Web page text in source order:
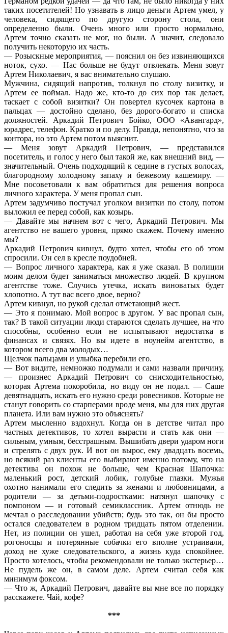
таких посетителей! Но узнавать в лицо деньги Артем умел, у
человека, сидящего по другую сторону стола, они
определенно были. Очень много или просто нормально,
Артем точно сказать не мог, но были. А значит, следовало
получить некоторую их часть.
— Розыскные мероприятия, — пояснил он без извиняющихся
ноток, сухо. — Нас больше не будут отвлекать. Меня зовут
Артем Николаевич, я вас внимательно слушаю.
Мужчина, сидящий напротив, толкнул по столу визитку, и
Артем ее поймал. Надо же, кто-то до сих пор так делает,
таскает с собой визитки? Он повертел кусочек картона в
пальцах — достойно сделано, без дорого-богато и списка
должностей. Аркадий Петрович Бойко, ООО «Авангард»,
юрадрес, телефон. Кратко и по делу. Правда, непонятно, что за
контора, но это Артем потом выяснит.
— Меня зовут Аркадий Петрович, — представился
посетитель, и голос у него был такой же, как внешний вид, —
значительный. Очень подходящий к седине в густых волосах,
благородному холодному запаху и бежевому кашемиру. —
Мне посоветовали к вам обратиться для решения вопроса
личного характера. У меня пропал сын.
Артем задумчиво постучал уголком визитки по столу, потом
выложил ее перед собой, как козырь.
— Давайте мы начнем вот с чего, Аркадий Петрович. Мы
агентство не вашего уровня, прямо скажем. Почему именно
мы?
Аркадий Петрович кивнул, будто хотел, чтобы его об этом
спросили. Он сел в кресле поудобней.
— Вопрос личного характера, как я уже сказал. В полиции
моим делом будет заниматься множество людей. В крупном
агентстве тоже. Случись утечка, искать виноватых будет
хлопотно. А тут вас всего двое, верно?
Артем кивнул, но рукой сделал отметающий жест.
— Это я понимаю. Мой вопрос в другом. У вас пропал сын,
так? В такой ситуации люди стараются сделать лучшее, на что
способны, особенно если не испытывают недостатка в
финансах и связях. Но вы идете в ноунейм агентство, в
котором всего два молодых…
Щелчок пальцами и улыбка перебили его.
— Вот видите, немножко подумали и сами назвали причину,
— произнес Аркадий Петрович со снисходительностью,
которая Артема покоробила, но виду он не подал. — Саше
девятнадцать, искать его нужно среди ровесников. Которые не
станут говорить со старперами вроде меня, мы для них другая
планета. Или вам нужно это объяснять?
Артем мысленно вздохнул. Когда он в детстве читал про
частных детективов, то хотел вырасти и стать как они —
сильным, умным, бесстрашным. Вышибать двери ударом ноги
и стрелять с двух рук. И вот он вырос, ему двадцать восемь,
но всякий раз клиенты его выбирают именно потому, что на
детектива он похож не больше, чем Красная Шапочка:
маленький рост, детский лобик, голубые глазки. Мужья
охотно нанимали его следить за женами и любовницами, а
родители — за детьми-подростками: натянул шапочку с
помпоном — и готовый семиклассник. Артем отнюдь не
мечтал о расследовании убийств; будь это так, он бы просто
остался следователем в родном тридцать пятом отделении.
Нет, из полиции он ушел, работал на себя уже второй год,
рогоносцы и потерянные собачки его вполне устраивали,
доход не хуже следовательского, а жизнь куда спокойнее.
Просто хотелось, чтобы рекомендовали не только экстерьер…
Не пудель же он, в самом деле. Артем считал себя как
минимум фоксом.
— Что ж, Аркадий Петрович, давайте вы мне все по порядку
расскажете. Чай, кофе?
***